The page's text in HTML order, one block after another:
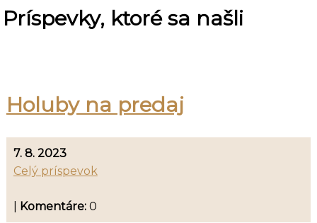
Príspevky, ktoré sa našli
Holuby na predaj
7. 8. 2023
Celý príspevok
Komentáre: 0